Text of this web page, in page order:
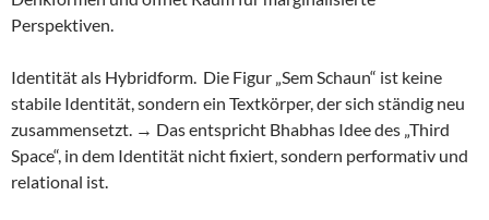
Perspektiven.
Identität als Hybridform. Die Figur „Sem Schaun“ ist keine
stabile Identität, sondern ein Textkörper, der sich ständig neu
zusammensetzt. → Das entspricht Bhabhas Idee des „Third
Space“, in dem Identität nicht fixiert, sondern performativ und
relational ist.